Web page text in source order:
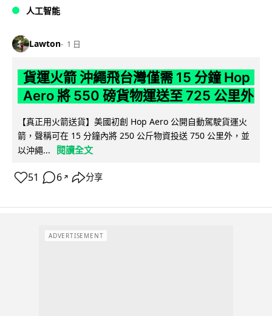
人工智能
Lawton 1 日
貨運火箭 沖繩飛台灣僅需 15 分鐘 Hop
Aero 將 550 磅貨物運送至 725 公里外
【真正用火箭送貨】美國初創 Hop Aero 公開自動駕駛貨運火
箭，聲稱可在 15 分鐘內將 250 公斤物資投送 750 公里外，並
以沖繩...
閱讀全文
51 6 ↗ 分享
ADVERTISEMENT